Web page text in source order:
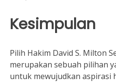
Kesimpulan
Pilih Hakim David S. Milton
merupakan sebuah pilihan
untuk mewujudkan aspirasi